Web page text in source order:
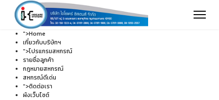
">Home
เกี่ยวกับบริษัทฯ
">โปรแกรมสหกรณ์
รายชื่อลูกค้า
กฎหมายสหกรณ์
สหกรณ์ดีเด่น
">ติดต่อเรา
ผังเว็บไซต์